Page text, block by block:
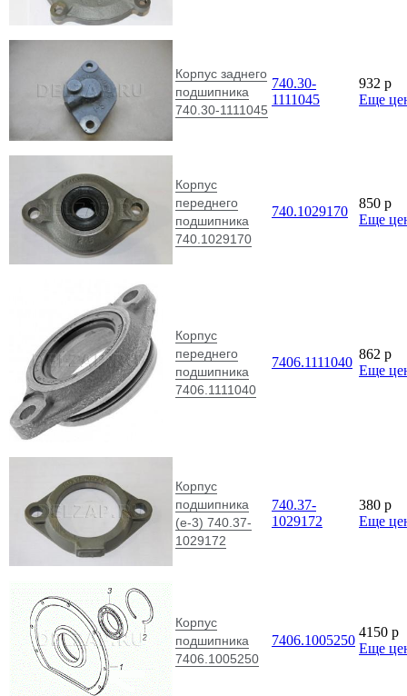
Корпус заднего
подшипника
740.30-1111045
740.30-
1111045
932 p
Еще
Корпус
переднего
подшипника
740.1029170
740.1029170
850 p
Еще
Корпус
переднего
подшипника
7406.1111040
7406.1111040
862 p
Еще
Корпус
подшипника
(е-3) 740.37-
1029172
740.37-
1029172
380 p
Еще
Корпус
подшипника
7406.1005250
7406.1005250
4150 p
Еще